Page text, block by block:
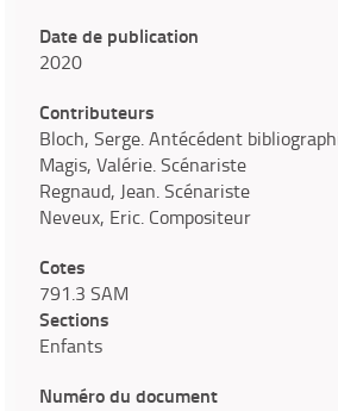
Date de publication
2020
Contributeurs
Bloch, Serge. Antécédent
Magis, Valérie. Scénariste
Regnaud, Jean. Scénariste
Neveux, Eric. Compositeur
Cotes
791.3 SAM
Sections
Enfants
Numéro du document